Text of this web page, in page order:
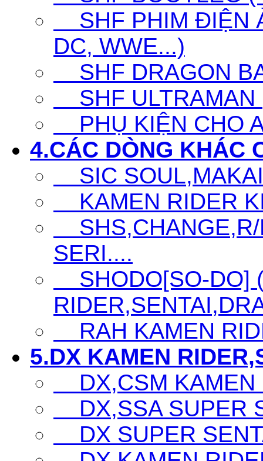
SHF PHIM ĐIỆN
DC, WWE...)
SHF DRAGON
SHF ULTRAMAN
PHỤ KIỆN CHO
4.CÁC DÒNG KHÁC
SIC
KAMEN RIDER
SHS,CHANGE,R/
SERI....
SHODO[SO-DO]
RAH KAMEN
5.DX KAMEN
DX,CSM KAMEN
DX,SSA SUPER
DX SUPER